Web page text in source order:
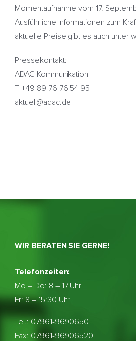
Momentaufnahme vom 17.
Ausführliche Informationen zum
aktuelle Preise gibt es auch unter
Pressekontakt:
ADAC Kommunikation
T +49 89 76 76 54 95
aktuell@adac.de
WIR BERATEN SIE GERNE!
Telefonzeiten:
Mo – Do: 8 – 17 Uhr
Fr: 8 – 15:30 Uhr
Tel.: 07961-9690650
Fax: 07961-96906520